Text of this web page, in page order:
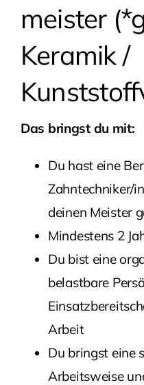
meister
Keramik /
Das bringst du mit:
Du hast eine
Zahntechniker/
deinen Meister
Mindestens 2
Du bist eine
belastbare
Arbeit
Du bringst eine
Arbeitsweise